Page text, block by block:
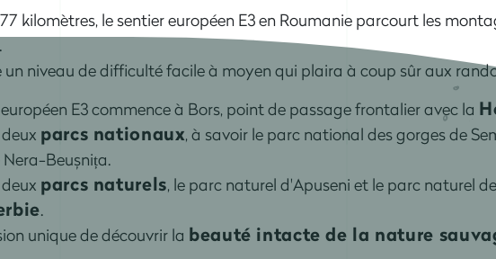
kilomètres, le sentier européen E3 en Roumanie parcourt les
un niveau de difficulté facile à moyen qui plaira à coup sûr aux
E3 commence à Bors, point de passage frontalier avec la
parcs nationaux, à savoir le parc national des gorges de
Beușnița.
parcs naturels, le parc naturel d'Apuseni et le parc naturel
.
unique de découvrir la beauté intacte de la nature